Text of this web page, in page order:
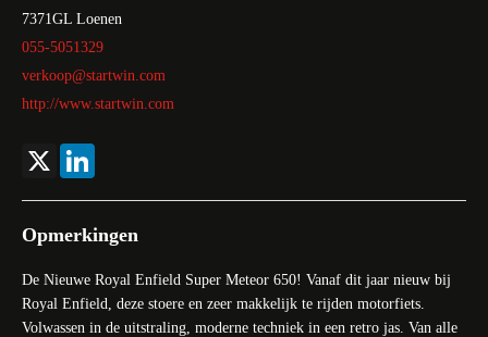
7371GL Loenen
055-5051329
verkoop@startwin.com
http://www.startwin.com
X
Opmerkingen
De Nieuwe Royal Enfield Super Meteor 650! Vanaf dit jaar nieuw bij
Royal Enfield, deze stoere en zeer makkelijk te rijden motorfiets.
Volwassen in de uitstraling, moderne techniek in een retro jas. Van alle